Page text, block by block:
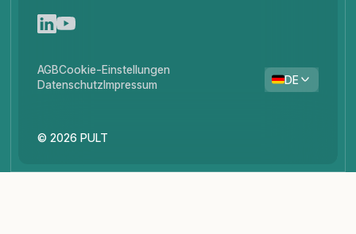
© 2026 PULT
AGBCookie-Einstellungen
DatenschutzImpressum DE